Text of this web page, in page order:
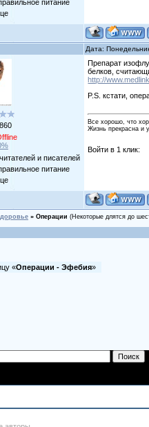
Дата:
Препарат
белков,
http://
P.S. кстати,
Все хорошо, что
Жизнь прекрасна и
Войти в 1 клик:
» Операции (Некоторые длятся до
«Операции - Эфебия»